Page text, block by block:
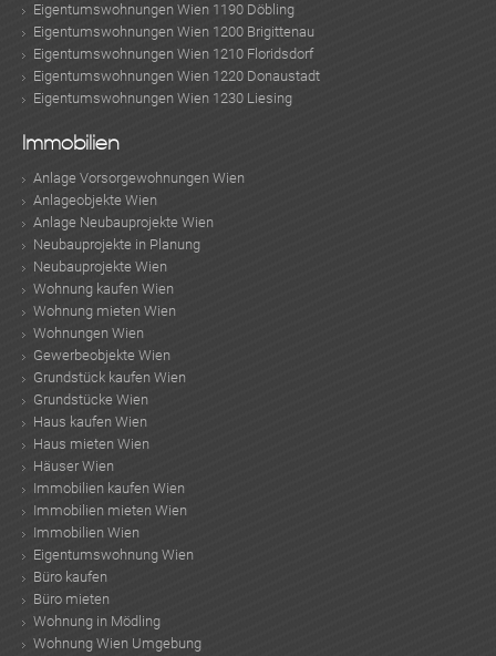
Eigentumswohnungen Wien 1190 Döbling
Eigentumswohnungen Wien 1200 Brigittenau
Eigentumswohnungen Wien 1210 Floridsdorf
Eigentumswohnungen Wien 1220 Donaustadt
Eigentumswohnungen Wien 1230 Liesing
Immobilien
Anlage Vorsorgewohnungen Wien
Anlageobjekte Wien
Anlage Neubauprojekte Wien
Neubauprojekte in Planung
Neubauprojekte Wien
Wohnung kaufen Wien
Wohnung mieten Wien
Wohnungen Wien
Gewerbeobjekte Wien
Grundstück kaufen Wien
Grundstücke Wien
Haus kaufen Wien
Haus mieten Wien
Häuser Wien
Immobilien kaufen Wien
Immobilien mieten Wien
Immobilien Wien
Eigentumswohnung Wien
Büro kaufen
Büro mieten
Wohnung in Mödling
Wohnung Wien Umgebung